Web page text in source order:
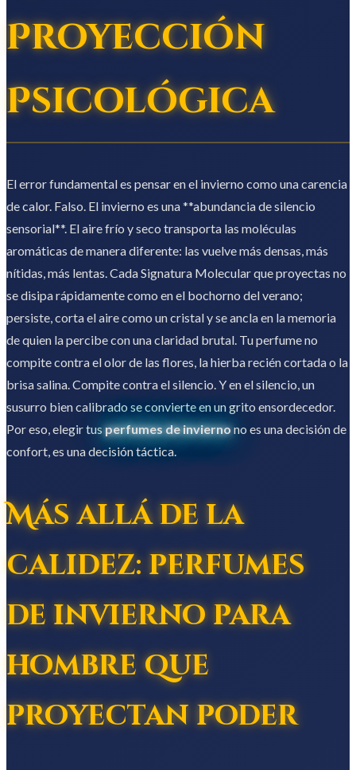
Proyección
Psicológica
El error fundamental es pensar en el invierno como una carencia
de calor. Falso. El invierno es una **abundancia de silencio
sensorial**. El aire frío y seco transporta las moléculas
aromáticas de manera diferente: las vuelve más densas, más
nítidas, más lentas. Cada Signatura Molecular que proyectas no
se disipa rápidamente como en el bochorno del verano;
persiste, corta el aire como un cristal y se ancla en la memoria
de quien la percibe con una claridad brutal. Tu perfume no
compite contra el olor de las flores, la hierba recién cortada o la
brisa salina. Compite contra el silencio. Y en el silencio, un
susurro bien calibrado se convierte en un grito ensordecedor.
Por eso, elegir tusperfumes de inviernono es una decisión de
confort, es una decisión táctica.
Más allá de la
calidez: perfumes
de invierno para
hombre que
proyectan poder